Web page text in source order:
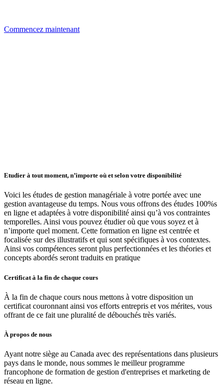
Commencez maintenant
Etudier à tout moment, n’importe où et selon votre disponibilité
Voici les études de gestion managériale à votre portée avec une
gestion avantageuse du temps. Nous vous offrons des études 100%s
en ligne et adaptées à votre disponibilité ainsi qu’à vos contraintes
temporelles. Ainsi vous pouvez étudier où que vous soyez et à
n’importe quel moment. Cette formation en ligne est centrée et
focalisée sur des illustratifs et qui sont spécifiques à vos contextes.
Ainsi vos compétences seront plus perfectionnées et les théories et
concepts abordés seront traduits en pratique
Certificat à la fin de chaque cours
À la fin de chaque cours nous mettons à votre disposition un
certificat couronnant ainsi vos efforts entrepris et vos mérites, vous
offrant de ce fait une pluralité de débouchés très variés.
À propos de nous
Ayant notre siège au Canada avec des représentations dans plusieurs
pays dans le monde, nous sommes le meilleur programme
francophone de formation de gestion d'entreprises et marketing de
réseau en ligne.